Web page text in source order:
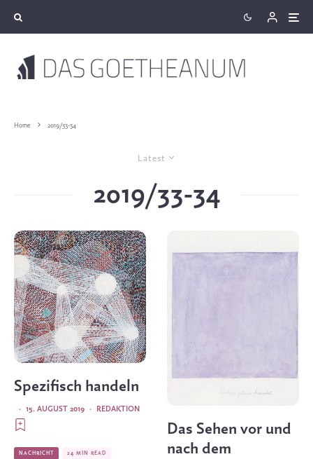
Home 2019/33-34
Latest
2019/33-34
Spezifisch handeln
REDAKTION
·
15. AUGUST 2019
·
NACHRICHT 24 MIN READ
Das Sehen vor und
nach dem